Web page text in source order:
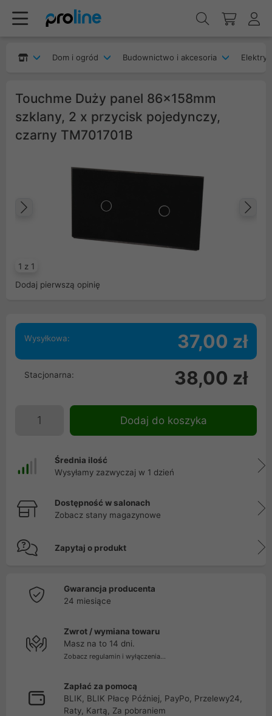
Dom i ogród Budownictwo i akcesoria
Touchme Duży panel 86x158mm
szklany, 2 x przycisk pojedynczy,
czarny TM701701B
1 z 1
Dodaj pierwszą opinię
Wysyłkowa: 37,00 zł
Stacjonarna: 38,00 zł
Dodaj do koszyka
Średnia ilość
Wysyłamy zazwyczaj w 1 dzień
Dostępność w salonach
Zobacz stany magazynowe
Zapytaj o produkt
Gwarancja producenta
24 miesiące
Zwrot / wymiana towaru
Masz na to 14 dni.
Zobacz regulamin i wyłączenia...
Zapłać za pomocą
BLIK, BLIK Płacę Później, PayPo, Przelewy24,
Raty, Kartą, Za pobraniem